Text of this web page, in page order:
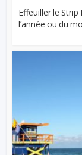
Effeuiller le
l’année ou du